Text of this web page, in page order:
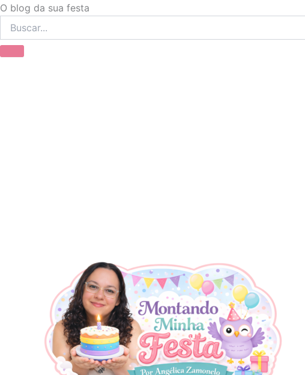
O blog da sua festa
Ir
para
o
conteúdo